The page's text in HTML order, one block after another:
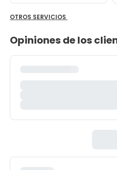
OTROS SERVICIOS
Opiniones de los